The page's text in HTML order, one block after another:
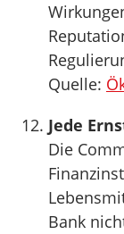
Quelle:
Jede
Die
Bank